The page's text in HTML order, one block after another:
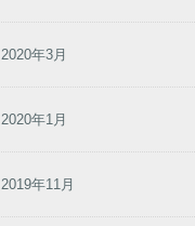
2020年3月
2020年1月
2019年11月